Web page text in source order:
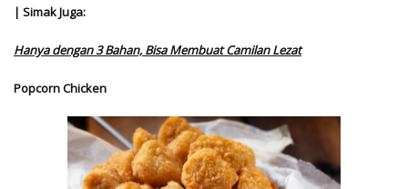
| Simak Juga:
Hanya dengan 3 Bahan, Bisa Membuat Camilan Lezat
Popcorn Chicken